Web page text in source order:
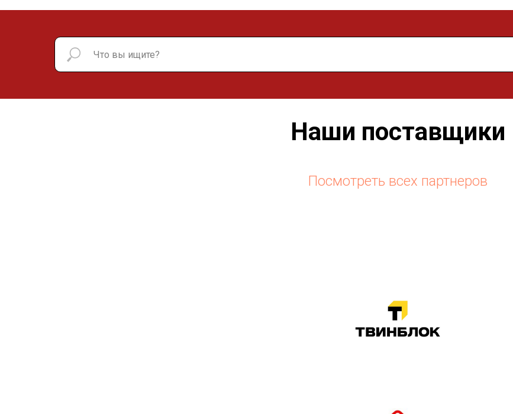
Наши поставщики
Посмотреть всех партнеров